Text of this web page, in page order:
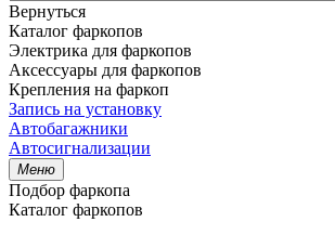
Вернуться
Каталог фаркопов
Электрика для фаркопов
Аксессуары для фаркопов
Крепления на фаркоп
Запись на установку
Автобагажники
Автосигнализации
Меню
Подбор фаркопа
Каталог фаркопов